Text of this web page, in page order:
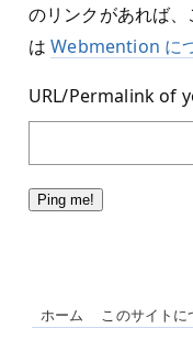
のリンクがあれば
はWebmention に
URL/Permalink of
ホーム このサイトに